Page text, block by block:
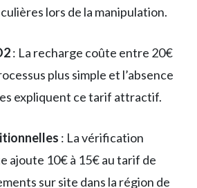
lors de la manipulation.
: La recharge coûte entre 20€
plus simple et l’absence
expliquent ce tarif attractif.
: La vérification
ajoute 10€ à 15€ au tarif de
sur site dans la région de